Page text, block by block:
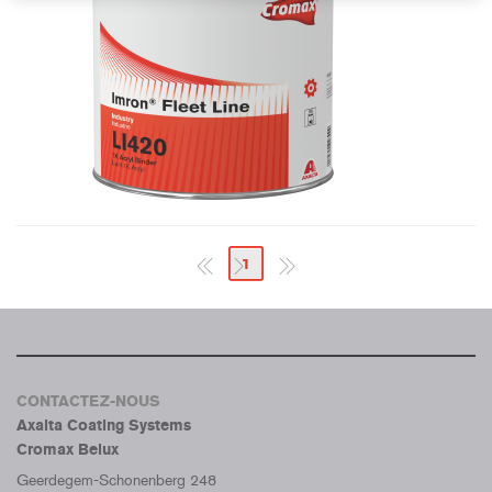
1
CONTACTEZ-NOUS
Axalta Coating Systems
Cromax Belux
Geerdegem-Schonenberg 248